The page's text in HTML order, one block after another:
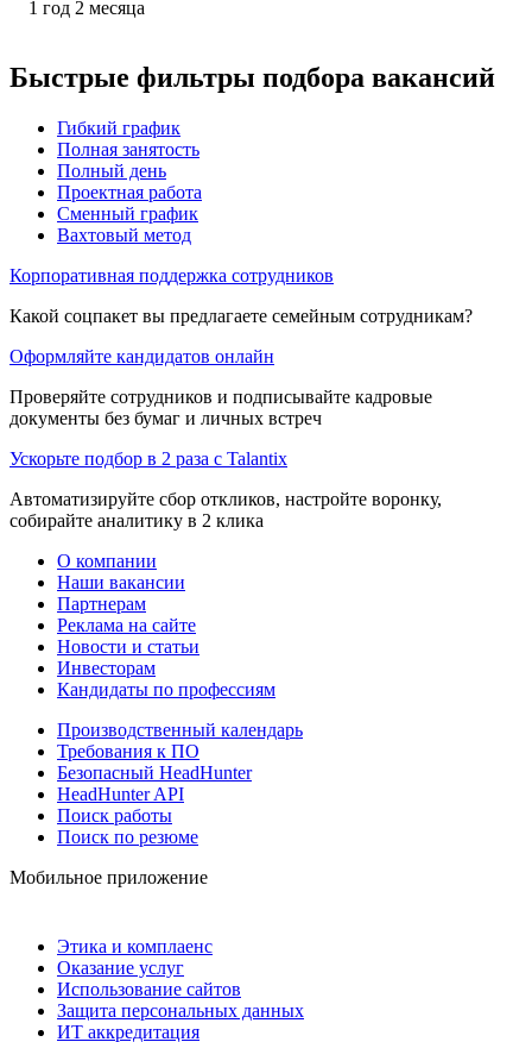
1 год 2 месяца
Быстрые фильтры подбора вакансий
Гибкий график
Полная занятость
Полный день
Проектная работа
Сменный график
Вахтовый метод
Корпоративная поддержка сотрудников
Какой соцпакет вы предлагаете семейным сотрудникам?
Оформляйте кандидатов онлайн
Проверяйте сотрудников и подписывайте кадровые
документы без бумаг и личных встреч
Ускорьте подбор в 2 раза с Talantix
Автоматизируйте сбор откликов, настройте воронку,
собирайте аналитику в 2 клика
О компании
Наши вакансии
Партнерам
Реклама на сайте
Новости и статьи
Инвесторам
Кандидаты по профессиям
Производственный календарь
Требования к ПО
Безопасный HeadHunter
HeadHunter API
Поиск работы
Поиск по резюме
Мобильное приложение
Этика и комплаенс
Оказание услуг
Использование сайтов
Защита персональных данных
ИТ аккредитация